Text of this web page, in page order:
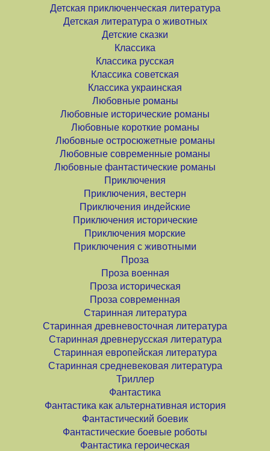
Детская приключенческая литература
Детская литература о животных
Детские сказки
Классика
Классика русская
Классика советская
Классика украинская
Любовные романы
Любовные исторические романы
Любовные короткие романы
Любовные остросюжетные романы
Любовные современные романы
Любовные фантастические романы
Приключения
Приключения, вестерн
Приключения индейские
Приключения исторические
Приключения морские
Приключения с животными
Проза
Проза военная
Проза историческая
Проза современная
Старинная литература
Старинная древневосточная литература
Старинная древнерусская литература
Старинная европейская литература
Старинная средневековая литература
Триллер
Фантастика
Фантастика как альтернативная история
Фантастический боевик
Фантастические боевые роботы
Фантастика героическая